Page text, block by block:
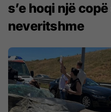
s’e hoqi një
neveritshme